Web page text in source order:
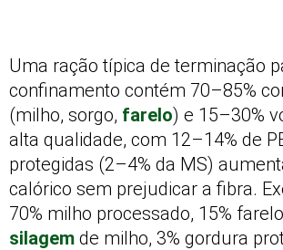
Uma ração típica de terminação
confinamento contém 70–85%
(milho, sorgo, farelo) e 15–30%
alta qualidade, com 12–14% de
protegidas (2–4% da MS)
calórico sem prejudicar a fibra.
70% milho processado, 15%
silagem de milho, 3% gordura